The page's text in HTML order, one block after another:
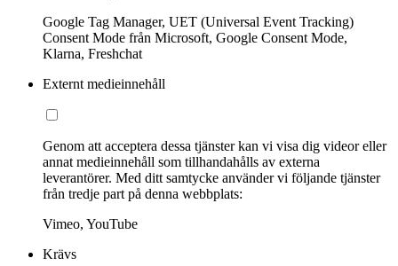
Google Tag Manager, UET (Universal Event Tracking)
Consent Mode från Microsoft, Google Consent Mode,
Klarna, Freshchat
Externt medieinnehåll
Genom att acceptera dessa tjänster kan vi visa dig videor eller
annat medieinnehåll som tillhandahålls av externa
leverantörer. Med ditt samtycke använder vi följande tjänster
från tredje part på denna webbplats:
Vimeo, YouTube
Krävs